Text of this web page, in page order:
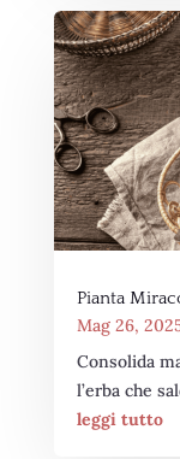
Pianta
Mag 26,
Consolida
l’erba che
leggi tutto